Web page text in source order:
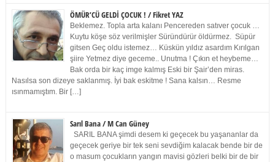
ÖMÜR’CÜ GELDİ ÇOCUK ! / Fikret YAZ
Beklemez. Topla arta kalanı Pencereden satıver çocuk …
Kuytu köşe söz verilmişler Süründürür öldürmez. Süpür
gitsen Geç oldu istemez… Küskün yıldız asardım Kırılgan
şiire Yetmez diye geceme.. Unutma ! Çıkın et heybeme…
Bak orda bir kaç imge kalmış Eski bir Şair’den miras.
Nasılsa son dizeye saklanmış. İyi bak eskitme ! Sana kalsın… Resme
ısınmamıştım. Bir […]
Sarıl Bana / M Can Güney
SARIL BANA şimdi desem ki geçecek bu yaşananlar da
geçecek geriye bir tek seni sevdiğim kalacak bende bir de
o masum çocukların yangın mavisi gözleri belki bir de bir